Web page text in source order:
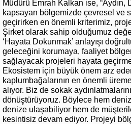
Müdürü Emrah Kalkan ise,
kapsayan bölgemizde çevresel ve
geçirirken en önemli kriterimiz,
Şirket olarak sahip olduğumuz
‘Hayata Dokunmak’ anlayışı
geleceğini korumaya, faaliyet
sağlayacak projeleri hayata
Ekosistem için büyük önem arz
kaplumbağalarının en önemli
alıyor. Biz de sokak aydınlatmalarını
dönüştürüyoruz. Böylece hem
denize ulaşabiliyor hem de
kesintisiz devam ediyor. Projeyi